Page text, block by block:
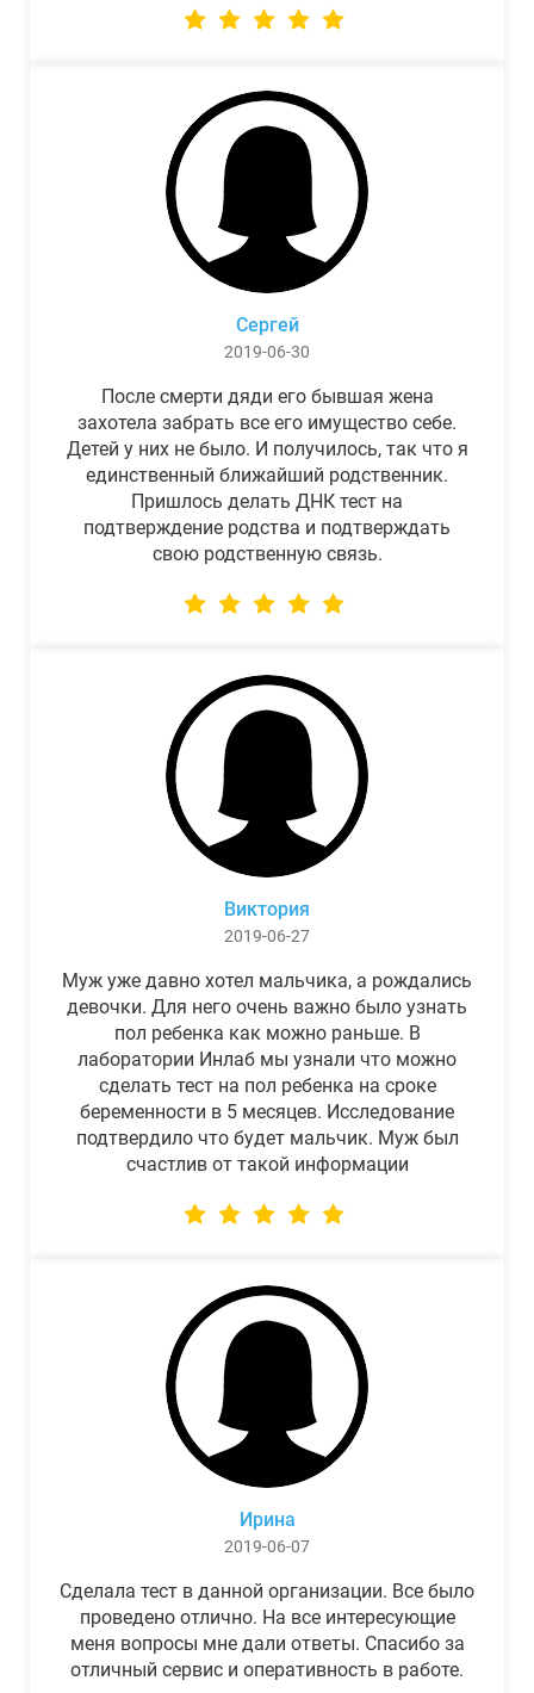
Сергей
2019-06-30
После смерти дяди его бывшая жена
захотела забрать все его имущество себе.
Детей у них не было. И получилось, так что я
единственный ближайший родственник.
Пришлось делать ДНК тест на
подтверждение родства и подтверждать
свою родственную связь.
Виктория
2019-06-27
Муж уже давно хотел мальчика, а рождались
девочки. Для него очень важно было узнать
пол ребенка как можно раньше. В
лаборатории Инлаб мы узнали что можно
сделать тест на пол ребенка на сроке
беременности в 5 месяцев. Исследование
подтвердило что будет мальчик. Муж был
счастлив от такой информации
Ирина
2019-06-07
Сделала тест в данной организации. Все было
проведено отлично. На все интересующие
меня вопросы мне дали ответы. Спасибо за
отличный сервис и оперативность в работе.